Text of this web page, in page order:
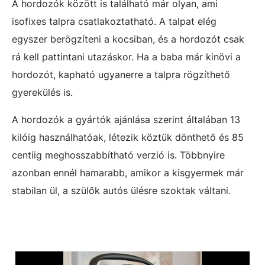
A hordozók között is található már olyan, ami
isofixes talpra csatlakoztatható. A talpat elég
egyszer berögzíteni a kocsiban, és a hordozót csak
rá kell pattintani utazáskor. Ha a baba már kinövi a
hordozót, kapható ugyanerre a talpra rögzíthető
gyerekülés is.
A hordozók a gyártók ajánlása szerint általában 13
kilóig használhatóak, létezik köztük dönthető és 85
centiig meghosszabbítható verzió is. Többnyire
azonban ennél hamarabb, amikor a kisgyermek már
stabilan ül, a szülők autós ülésre szoktak váltani.